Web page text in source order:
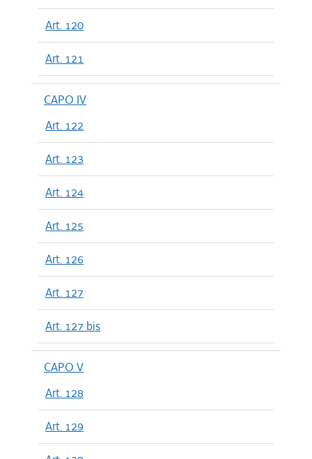
Art. 120
Art. 121
CAPO IV
Art. 122
Art. 123
Art. 124
Art. 125
Art. 126
Art. 127
Art. 127 bis
CAPO V
Art. 128
Art. 129